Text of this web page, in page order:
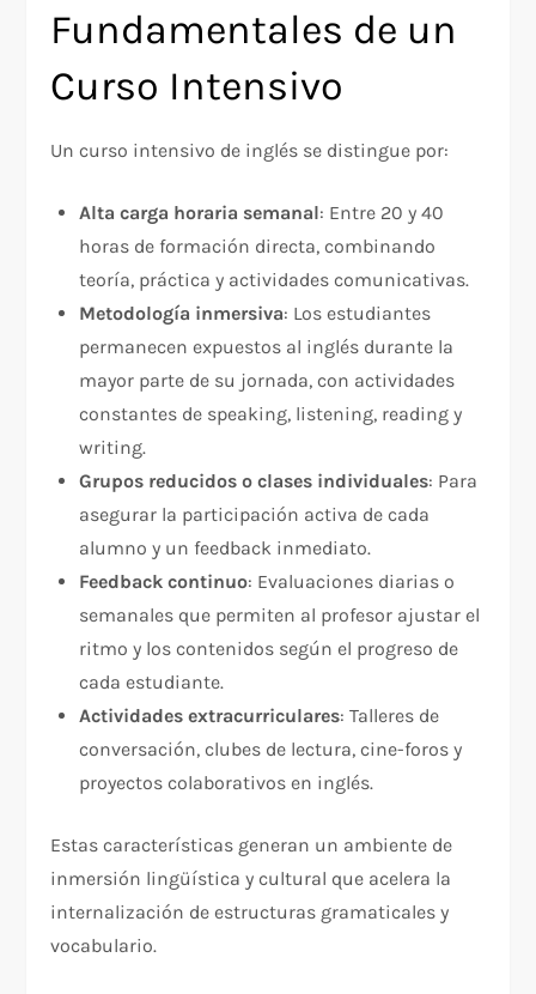
Fundamentales de un
Curso Intensivo
Un curso intensivo de inglés se distingue por:
Alta carga horaria semanal: Entre 20 y 40
horas de formación directa, combinando
teoría, práctica y actividades comunicativas.
Metodología inmersiva: Los estudiantes
permanecen expuestos al inglés durante la
mayor parte de su jornada, con actividades
constantes de speaking, listening, reading y
writing.
Grupos reducidos o clases individuales: Para
asegurar la participación activa de cada
alumno y un feedback inmediato.
Feedback continuo: Evaluaciones diarias o
semanales que permiten al profesor ajustar el
ritmo y los contenidos según el progreso de
cada estudiante.
Actividades extracurriculares: Talleres de
conversación, clubes de lectura, cine-foros y
proyectos colaborativos en inglés.
Estas características generan un ambiente de
inmersión lingüística y cultural que acelera la
internalización de estructuras gramaticales y
vocabulario.